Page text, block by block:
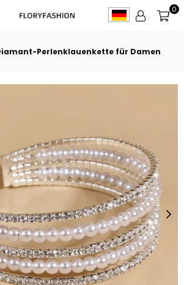
FLORYFASHION
0
Perlenklauenkette für Damen